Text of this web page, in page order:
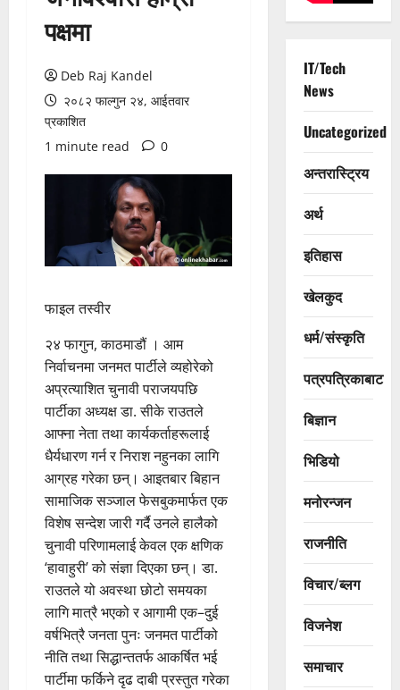
पक्षमा
Deb Raj Kandel
२०८२ फाल्गुन २४, आईतवार
प्रकाशित
1 minute read
0
फाइल तस्वीर
२४ फागुन, काठमाडौं । आम
निर्वाचनमा जनमत पार्टीले व्यहोरेको
अप्रत्याशित चुनावी पराजयपछि
पार्टीका अध्यक्ष डा. सीके राउतले
आफ्ना नेता तथा कार्यकर्ताहरूलाई
धैर्यधारण गर्न र निराश नहुनका लागि
आग्रह गरेका छन्। आइतबार बिहान
सामाजिक सञ्जाल फेसबुकमार्फत एक
विशेष सन्देश जारी गर्दै उनले हालैको
चुनावी परिणामलाई केवल एक क्षणिक
‘हावाहुरी’ को संज्ञा दिएका छन्। डा.
राउतले यो अवस्था छोटो समयका
लागि मात्रै भएको र आगामी एक–दुई
वर्षभित्रै जनता पुनः जनमत पार्टीको
नीति तथा सिद्धान्ततर्फ आकर्षित भई
पार्टीमा फर्किने दृढ दाबी प्रस्तुत गरेका
IT/Tech
News
Uncategorized
अन्तरास्ट्रिय
अर्थ
इतिहास
खेलकुद
धर्म/संस्कृति
पत्रपत्रिकाबाट
बिज्ञान
भिडियो
मनोरन्जन
राजनीति
विचार/ब्लग
विजनेश
समाचार